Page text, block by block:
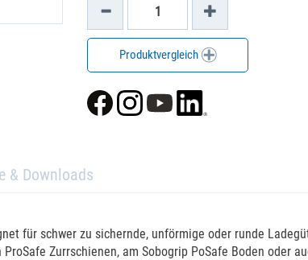
Produktvergleich
& Downloads
für schwer zu sichernde, unförmige oder runde
Zurrschienen, am Sobogrip PoSafe Boden oder